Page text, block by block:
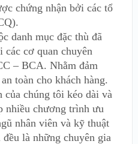
chứng nhận bởi các tổ
danh mục đặc thù đã
cơ quan chuyên
– BCA. Nhằm đảm
toàn cho khách hàng.
của chúng tôi kéo dài và
nhiều chương trình ưu
nhân viên và kỹ thuật
là những chuyên gia